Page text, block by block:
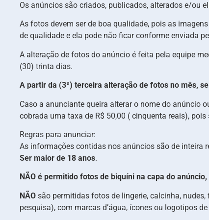
Os anúncios são criados, publicados, alterados e/ou
As fotos devem ser de boa qualidade, pois as
de qualidade e ela pode não ficar conforme enviada
A alteração de fotos do anúncio é feita pela equipe
(30) trinta dias.
A partir da (3ª) terceira alteração de fotos no mês,
Caso a anunciante queira alterar o nome do anúncio
cobrada uma taxa de R$ 50,00 ( cinquenta reais),
Regras para anunciar:
As informações contidas nos anúncios são de inteira
Ser maior de 18 anos.
NÃO é permitido fotos de biquíni na capa do
NÃO são permitidas fotos de lingerie, calcinha,
pesquisa), com marcas d’água, ícones ou logotipos